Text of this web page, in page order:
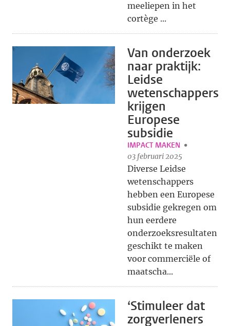
meeliepen in het
cortège ...
Van onderzoek
naar praktijk:
Leidse
wetenschappers
krijgen
Europese
subsidie
IMPACT MAKEN
03 februari 2025
Diverse Leidse
wetenschappers
hebben een Europese
subsidie gekregen om
hun eerdere
onderzoeksresultaten
geschikt te maken
voor commerciële of
maatscha...
‘Stimuleer dat
zorgverleners